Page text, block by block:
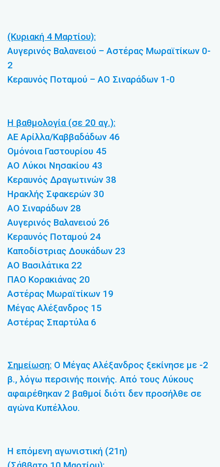
(Κυριακή 4 Μαρτίου):
Αυγερινός Βαλανειού – Αστέρας Μωραϊτίκων 0-
2
Κεραυνός Ποταμού – ΑΟ Σιναράδων 1-0
Η βαθμολογία (σε 20 αγ.):
ΑΕ Αρίλλα/Καββαδάδων 46
Ομόνοια Γαστουρίου 45
ΑΟ Λύκοι Νησακίου 43
Κεραυνός Δραγωτινών 38
Ηρακλής Σφακερών 30
ΑΟ Σιναράδων 28
Αυγερινός Βαλανειού 26
Κεραυνός Ποταμού 24
Καποδίστριας Δουκάδων 23
ΑΟ Βασιλάτικα 22
ΠΑΟ Κορακιάνας 20
Αστέρας Μωραϊτίκων 19
Μέγας Αλέξανδρος 15
Αστέρας Σπαρτύλα 6
Σημείωση: Ο Μέγας Αλέξανδρος ξεκίνησε με -2
β., λόγω περσινής ποινής. Από τους Λύκους
αφαιρέθηκαν 2 βαθμοί διότι δεν προσήλθε σε
αγώνα Κυπέλλου.
Η επόμενη αγωνιστική (21η)